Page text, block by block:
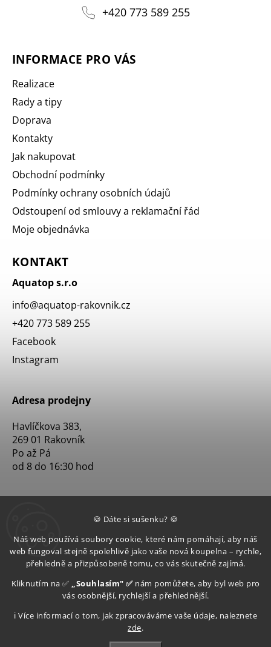
🍪 Dáte si sušenku? 🍪
Náš web používá soubory cookie, které nám pomáhají, aby náš
web fungoval stejně spolehlivě jako vaše nová koupelna – rychle,
přehledně a přizpůsobeně tomu, co vás skutečně zajímá.
Kliknutím na ✅ „Souhlasím" ✅ nám pomůžete, aby byl web pro
vás osobnější, rychlejší a přehlednější.
ℹ️ Více informací o tom, jak zpracováváme vaše údaje, naleznete
zde.
+420 773 589 255
INFORMACE PRO VÁS
Realizace
Rady a tipy
Doprava
Kontakty
Jak nakupovat
Obchodní podmínky
Podmínky ochrany osobních údajů
Odstoupení od smlouvy a reklamační řád
Moje objednávka
KONTAKT
Aquatop s.r.o
info@aquatop-rakovnik.cz
+420 773 589 255
Facebook
Instagram
Adresa prodejny
Havlíčkova 383,
269 01 Rakovník
Po až Pá
od 8 do 16:30 hod